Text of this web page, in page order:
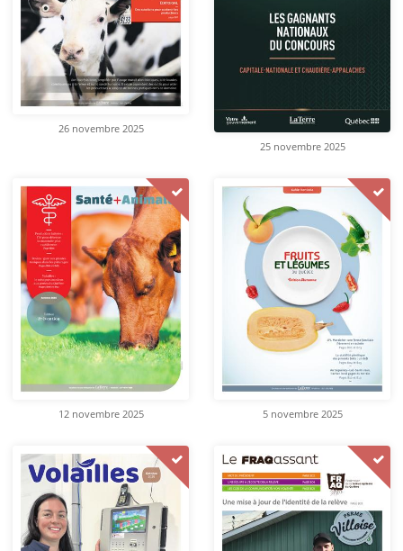
26 novembre 2025
25 novembre 2025
12 novembre 2025 5 novembre 2025